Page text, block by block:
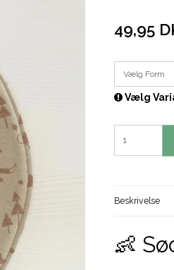
49,95
Vælg Form
Vælg
Beskrivelse
👶